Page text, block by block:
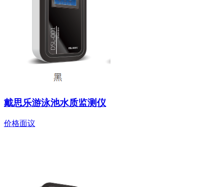
戴思乐游泳池水质监测仪
价格面议